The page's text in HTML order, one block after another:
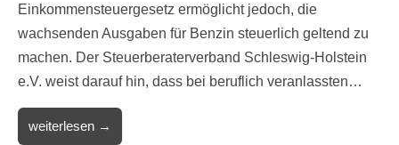
Einkommensteuergesetz ermöglicht jedoch, die
wachsenden Ausgaben für Benzin steuerlich geltend zu
machen. Der Steuerberaterverband Schleswig-Holstein
e.V. weist darauf hin, dass bei beruflich veranlassten…
weiterlesen →